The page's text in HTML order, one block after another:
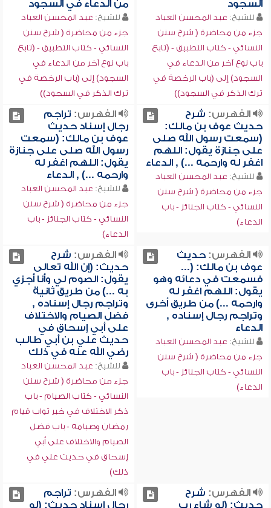
السجود
للشيخ: عبد المحسن العباد
جزء من محاضرة ( شرح سنن
النسائي - كتاب التطبيق - (تابع
باب نوع آخر من الدعاء في
السجود) إلى (باب الرخصة في
ترك الذكر في السجود))
من الدعاء في السجود
للشيخ: عبد المحسن العباد
جزء من محاضرة ( شرح سنن
النسائي - كتاب التطبيق - (تابع
باب نوع آخر من الدعاء في
السجود) إلى (باب الرخصة في
ترك الذكر في السجود))
الفهرس: شرح
حديث عوف بن مالك:
(سمعت رسول الله صلى
على جنازة يقول: اللهم
اغفر له وارحمه ...) , الدعاء
للشيخ: عبد المحسن العباد
جزء من محاضرة ( شرح سنن
النسائي - كتاب الجنائز - باب
الدعاء)
الفهرس: تراجم
رجال إسناد حديث
عوف بن مالك: (سمعت
رسول الله صلى على جنازة
يقول: اللهم اغفر له
وارحمه ...) , الدعاء
للشيخ: عبد المحسن العباد
جزء من محاضرة ( شرح سنن
النسائي - كتاب الجنائز - باب
الدعاء)
الفهرس:حديث
عوف بن مالك: (...
فسمعت في دعائه وهو
يقول: اللهم اغفر له
وارحمه ...) من طريق أخرى
وتراجم رجال إسناده ,
الدعاء
للشيخ: عبد المحسن العباد
جزء من محاضرة ( شرح سنن
النسائي - كتاب الجنائز - باب
الدعاء)
الفهرس: شرح
حديث: (إن الله تعالى
يقول: الصوم لي وأنا أجزي
به ...) من طريق ثانية
وتراجم رجال إسناده ,
فضل الصيام والاختلاف
على أبي إسحاق في
حديث علي بن أبي طالب
رضي الله عنه في ذلك
للشيخ: عبد المحسن العباد
جزء من محاضرة ( شرح سنن
النسائي - كتاب الصيام - باب
ذكر الاختلاف في خبر ثواب قيام
رمضان وصيامه - باب فضل
الصيام والاختلاف على أبي
إسحاق في حديث علي في
ذلك)
الفهرس: شرح
حديث: (لو شاء رب
الفهرس: تراجم
رجال إسناد حديث: (لو